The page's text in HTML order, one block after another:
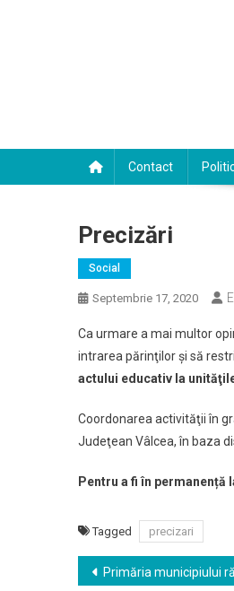
Contact
Precizări
Social
Septembrie 17, 2020
Ca urmare a mai multor
intrarea părinţilor şi să
actului educativ la
Coordonarea activităţii în
Judeţean Vâlcea, în baza
Pentru a fi în
Tagged precizari
Navigare
Primăria municipiului răspunde rugăminţilor copiilor din Râmnic: Gaşca Zurli va mai ţine încă un spectacol dumincă la Arenele ”Traian”